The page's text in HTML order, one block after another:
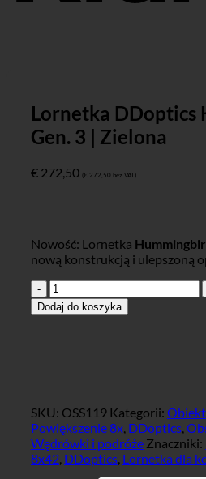
Lornetka DDoptics
Gen. 3 | Zielona
€ 272,50 (€ 272,50 bez VAT)
Nowość: Lornetka
nową konstrukcją i ulepszoną
ilość
DDoptics
Fernglas
Grün
Dodaj do koszyka
SKU: OSS119 Kategorii:
Powiększenie 8x, DDoptics,
Wędrówki i podróże Znaczniki:
8x42, DDoptics, Lornetka dla